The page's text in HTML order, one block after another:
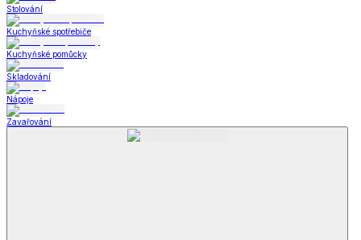
Stolování
Kuchyňské spotřebiče
Kuchyňské pomůcky
Skladování
Nápoje
Zavařování